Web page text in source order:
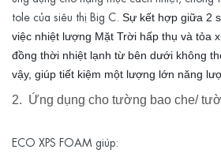
tole của siêu thị Big C. Sự kết hợp giữa 2
việc nhiệt lượng Mặt Trời hấp thụ và tỏa
đồng thời nhiệt lạnh từ bên dưới không
vậy, giúp tiết kiệm một lượng lớn năng
2. Ứng dụng cho tường bao che/
ECO XPS FOAM giúp: